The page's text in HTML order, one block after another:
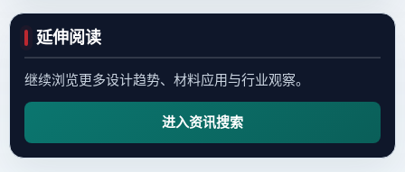
延伸阅读
继续浏览更多设计趋势、材料应用与行业观察。
进入资讯搜索